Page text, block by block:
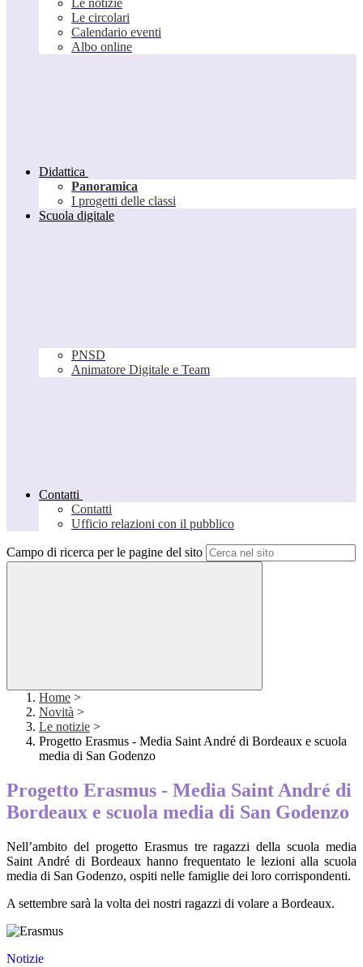
Le notizie
Le circolari
Calendario eventi
Albo online
Didattica
Panoramica
I progetti delle classi
Scuola digitale
PNSD
Animatore Digitale e Team
Contatti
Contatti
Ufficio relazioni con il pubblico
Campo di ricerca per le pagine del sito
Home >
Novità >
Le notizie >
Progetto Erasmus - Media Saint André di Bordeaux e scuola
media di San Godenzo
Progetto Erasmus - Media Saint André di
Bordeaux e scuola media di San Godenzo
Nell’ambito del progetto Erasmus tre ragazzi della scuola media
Saint André di Bordeaux hanno frequentato le lezioni alla scuola
media di San Godenzo, ospiti nelle famiglie dei loro corrispondenti.
A settembre sarà la volta dei nostri ragazzi di volare a Bordeaux.
Notizie